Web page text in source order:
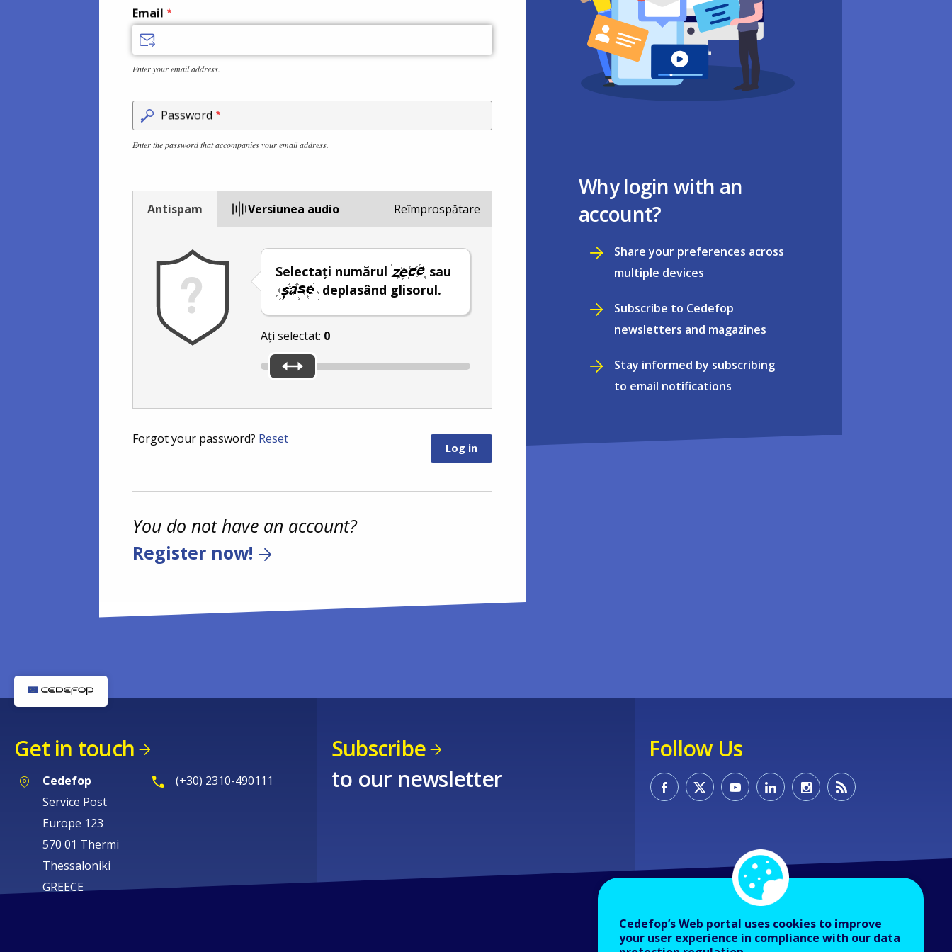
Email
Enter your email address.
Password
Enter the password that accompanies your email address.
Antispam Versiunea audio
Selectați numărul
sau
deplasând glisorul.
Ați selectat: 0
Reîmprospătare
Forgot your password? Reset
You do not have an account?
Register now!
Why login with an
account?
Share your preferences across
multiple devices
Subscribe to Cedefop
newsletters and magazines
Stay informed by subscribing
to email notifications
Get in touch
Cedefop
Service Post
Europe 123
570 01 Thermi
Thessaloniki
GREECE
(+30) 2310-490111
Subscribe
to our newsletter
Follow Us
Cedefop’s Web portal uses cookies to improve
your user experience in compliance with our data